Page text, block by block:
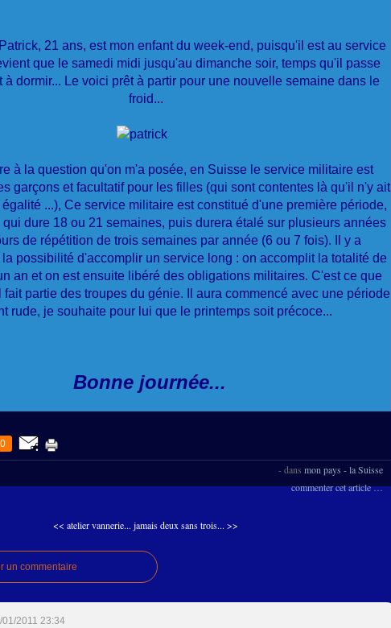
21 ans, est mon enfant du week-end, puisqu'il est au service
que le samedi midi jusqu'au dimanche soir, temps qu'il passe
à dormir... Le voici prêt à partir pour une nouvelle semaine dans le
froid...
à la question qu'on m'a posée, en Suisse le service militaire est
garçons et facultatif pour les filles (qui sont contentes là qu'il n'y ait
...), Ce service militaire est constitué d'une première période,
qui dure 18 ou 21 semaines, puis durera étalé sur plusieurs années
de répétition de trois semaines par année (6 ou 7 fois). Il y a
possibilité d'accomplir un service long : on accomplit la totalité de
an et on est ensuite libéré des obligations militaires. C'est ce que
fait partie des troupes du génie. Il aura commencé avec une période
rude, je souhaite pour lui que le printemps soit précoce...
Bonne journée...
0
-dans mon pays - la Suisse
commenter cet article…
<< atelier vannerie... jamais deux sans trois... >>
un commentaire
01/2011 23:34